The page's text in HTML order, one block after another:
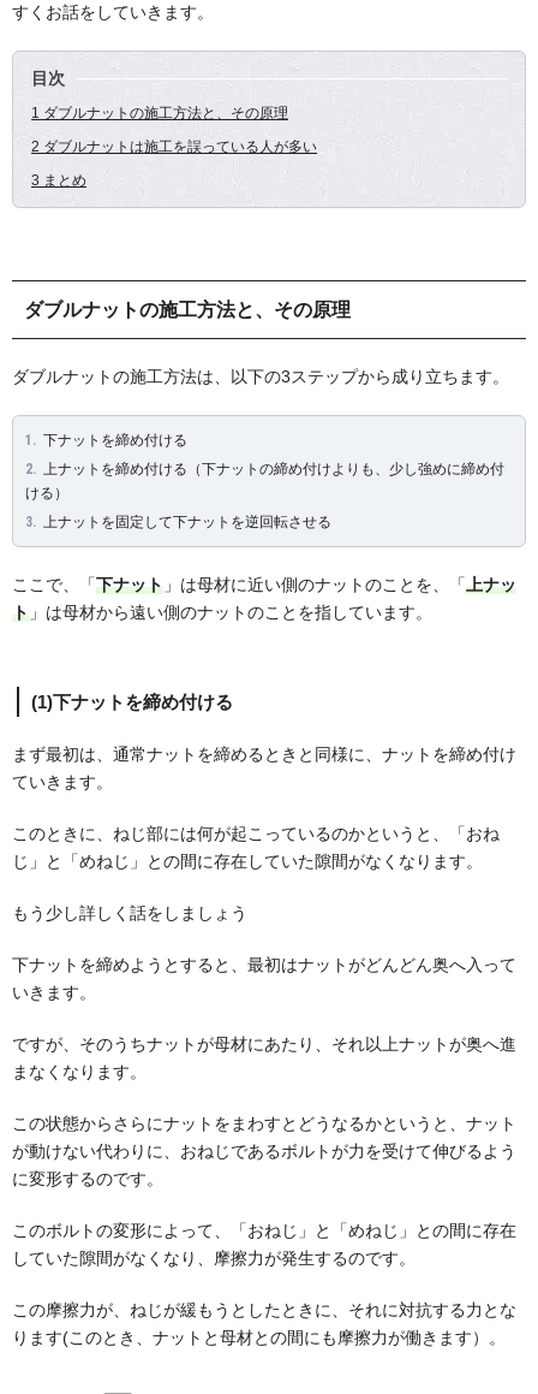
すくお話をしていきます。
目次
1 ダブルナットの施工方法と、その原理
2 ダブルナットは施工を誤っている人が多い
3 まとめ
ダブルナットの施工方法と、その原理
ダブルナットの施工方法は、以下の3ステップから成り立ちます。
下ナットを締め付ける
上ナットを締め付ける（下ナットの締め付けよりも、少し強めに締め付
ける）
上ナットを固定して下ナットを逆回転させる
ここで、「下ナット 」は母材に近い側のナットのことを、「上ナッ
ト 」は母材から遠い側のナットのことを指しています。
(1)下ナットを締め付ける
まず最初は、通常ナットを締めるときと同様に、ナットを締め付け
ていきます。
このときに、ねじ部には何が起こっているのかというと、「おね
じ」と「めねじ」との間に存在していた隙間がなくなります。
もう少し詳しく話をしましょう
下ナットを締めようとすると、最初はナットがどんどん奥へ入って
いきます。
ですが、そのうちナットが母材にあたり、それ以上ナットが奥へ進
まなくなります。
この状態からさらにナットをまわすとどうなるかというと、ナット
が動けない代わりに、おねじであるボルトが力を受けて伸びるよう
に変形するのです。
このボルトの変形によって、「おねじ」と「めねじ」との間に存在
していた隙間がなくなり、摩擦力が発生するのです。
この摩擦力が、ねじが緩もうとしたときに、それに対抗する力とな
ります(このとき、ナットと母材との間にも摩擦力が働きます）。